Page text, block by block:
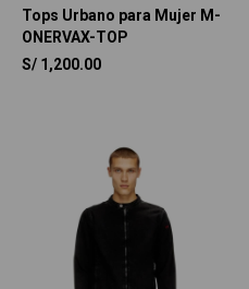
Tops Urbano para Mujer M-
ONERVAX-TOP
S/ 1,200.00